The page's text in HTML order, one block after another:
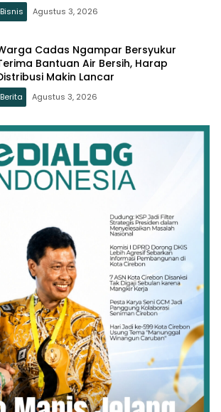
Bisnis Agustus 3, 2026
Cadas Ngampar Bersyukur
Bantuan Air Bersih, Harap
Makin Lancar
Berita Agustus 3, 2026